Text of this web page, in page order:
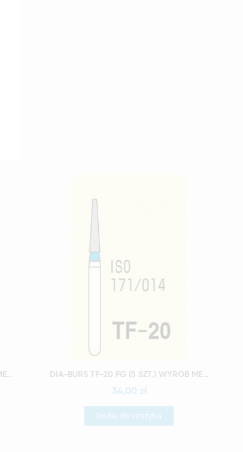
DIA-BURS TF-13 FG (5 SZT) WYRÓB MEDYCZNY Szybki podgląd DIA-BURS TF-20 FG (5 SZT.) WYRÓB MEDYCZNY
34,00 zł
Dodaj do koszyka